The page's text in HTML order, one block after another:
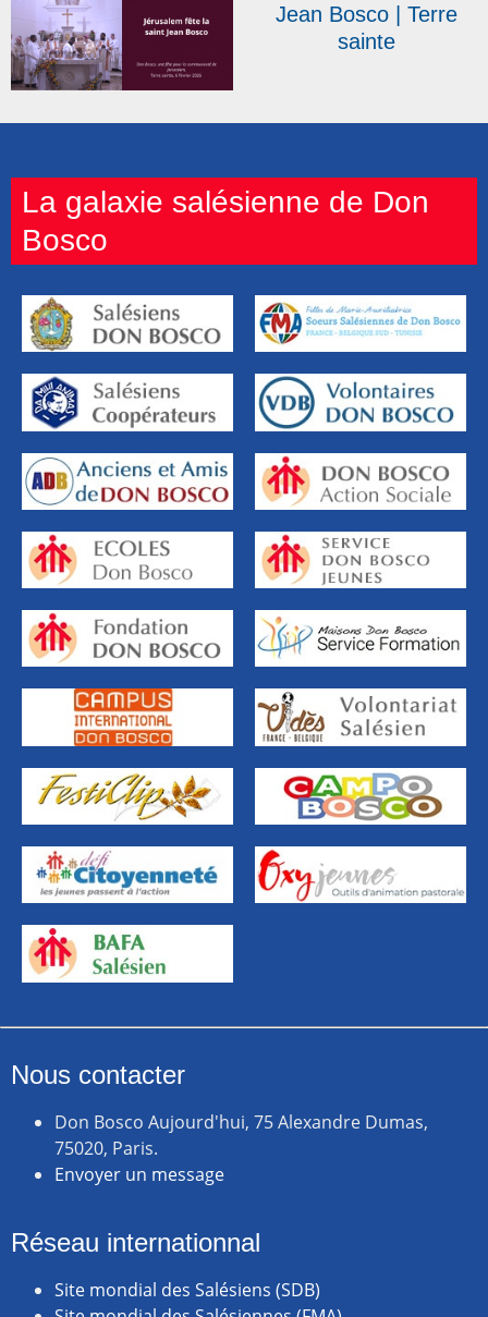
Jean Bosco | Terre
sainte
La galaxie salésienne de Don
Bosco
Nous contacter
Don Bosco Aujourd'hui, 75 Alexandre Dumas,
75020, Paris.
Envoyer un message
Réseau internationnal
Site mondial des Salésiens (SDB)